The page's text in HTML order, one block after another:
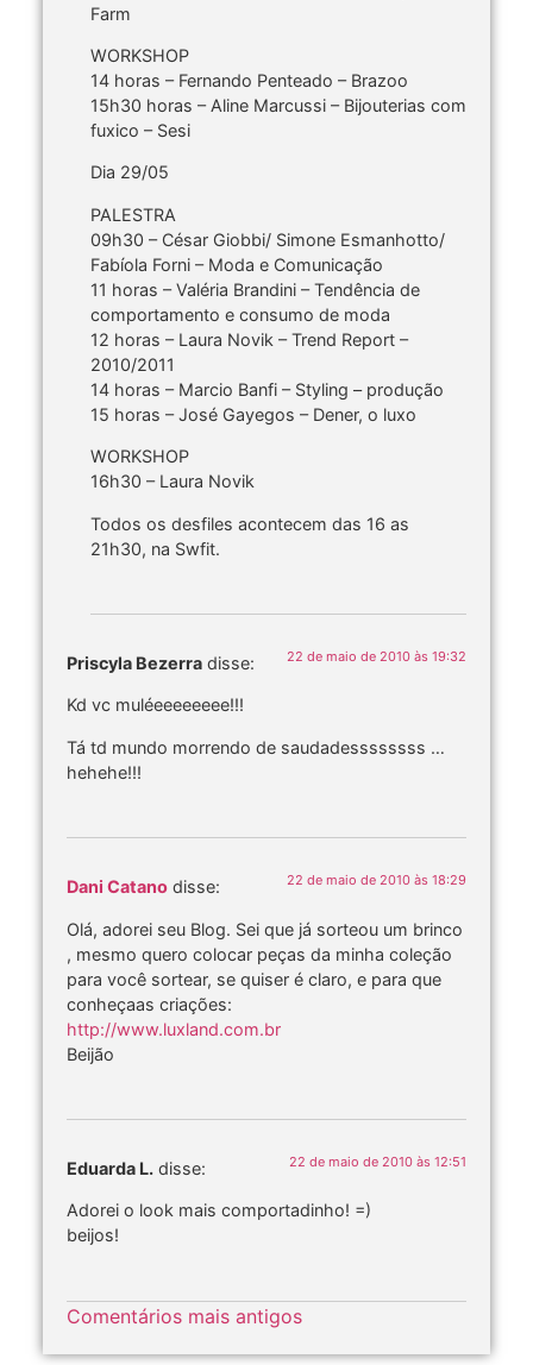
Farm
WORKSHOP
14 horas – Fernando Penteado – Brazoo
15h30 horas – Aline Marcussi – Bijouterias com
fuxico – Sesi
Dia 29/05
PALESTRA
09h30 – César Giobbi/ Simone Esmanhotto/
Fabíola Forni – Moda e Comunicação
11 horas – Valéria Brandini – Tendência de
comportamento e consumo de moda
12 horas – Laura Novik – Trend Report –
2010/2011
14 horas – Marcio Banfi – Styling – produção
15 horas – José Gayegos – Dener, o luxo
WORKSHOP
16h30 – Laura Novik
Todos os desfiles acontecem das 16 as
21h30, na Swfit.
Priscyla Bezerra disse: 22 de maio de 2010 às 19:32
Kd vc muléeeeeeeee!!!
Tá td mundo morrendo de saudadessssssss …
hehehe!!!
Dani Catano disse: 22 de maio de 2010 às 18:29
Olá, adorei seu Blog. Sei que já sorteou um brinco
, mesmo quero colocar peças da minha coleção
para você sortear, se quiser é claro, e para que
conheçaas criações:
http://www.luxland.com.br
Beijão
Eduarda L. disse: 22 de maio de 2010 às 12:51
Adorei o look mais comportadinho! =)
beijos!
Comentários mais antigos